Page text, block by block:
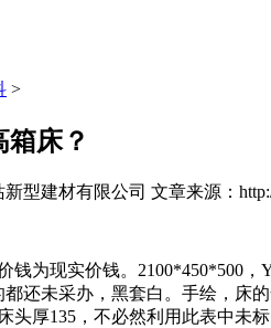
>
床？
型建材有限公司 文章来源：
为现实价钱。2100*450*500，
还未采办，黑套白。手绘，床
头厚135，不必然利用此表中